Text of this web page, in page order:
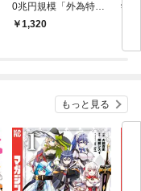
0兆円規模「外為特
会」が生まれた謎
￥1,320
学
もっと見る